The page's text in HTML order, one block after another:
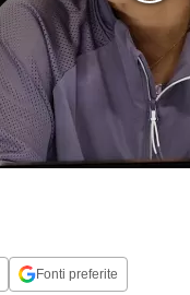
Fonti preferite